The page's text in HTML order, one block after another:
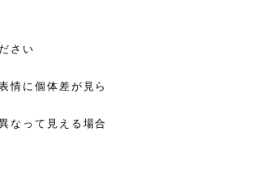
さい
情に個体差が見ら
なって見える場合